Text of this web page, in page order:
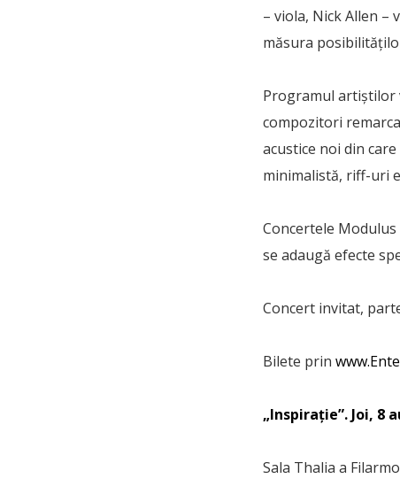
– viola, Nick Allen –
măsura
Programul artiștilor
compozitori
acustice noi din
minimalistă, riff-uri
Concertele
se adaugă efecte
Concert invitat,
Bilete prin
„Inspirație”. Joi, 8
Sala Thalia a